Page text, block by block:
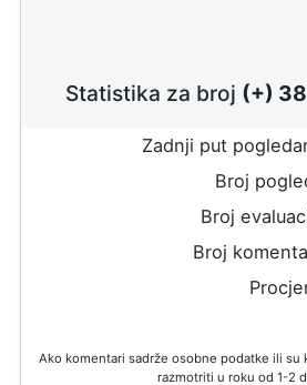
Statistika za broj (+)
Zadnji put
Broj
Broj
Broj
Ako komentari sadrže osobne podatke ili
razmotriti u roku od 1-2